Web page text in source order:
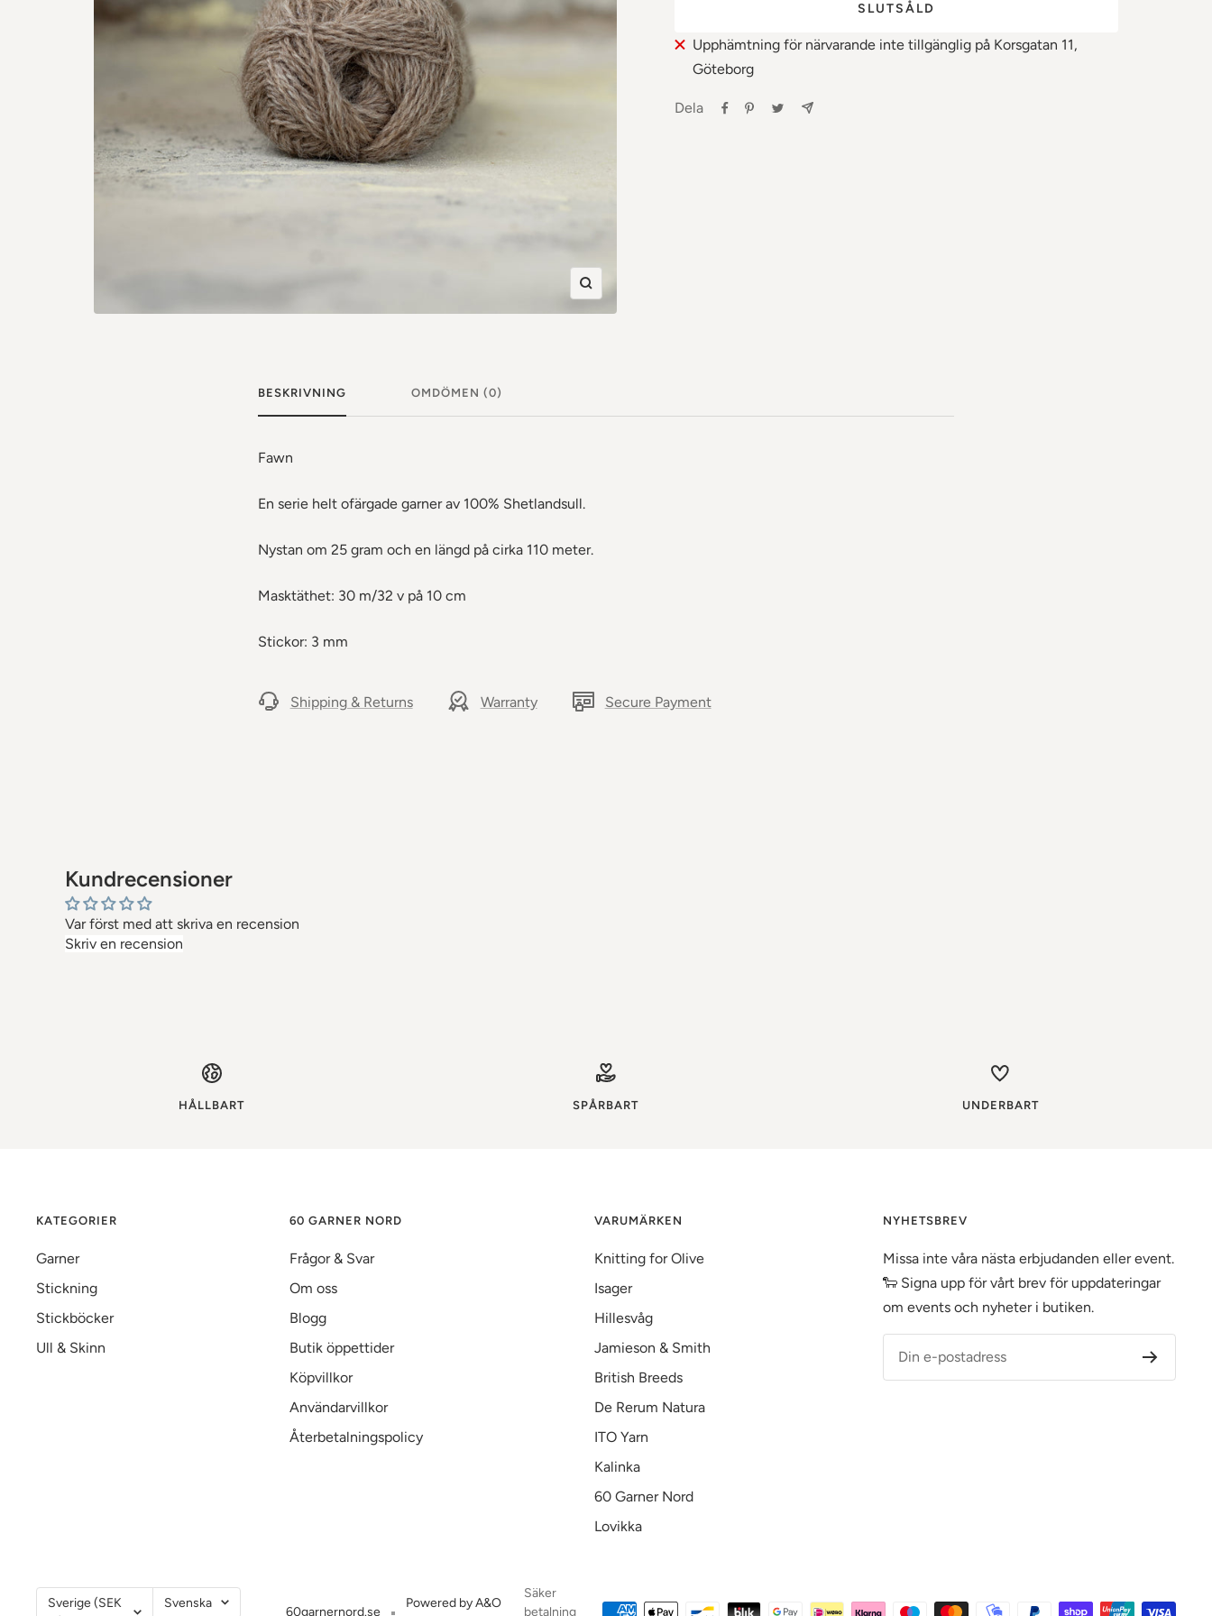
Zooma
in
SLUTSÅLD
Upphämtning för närvarande inte tillgänglig på Korsgatan 11,
Göteborg
Dela
BESKRIVNING OMDÖMEN (0)
Fawn
En serie helt ofärgade garner av 100% Shetlandsull.
Nystan om 25 gram och en längd på cirka 110 meter.
Masktäthet: 30 m/32 v på 10 cm
Stickor: 3 mm
Shipping & Returns Warranty Secure Payment
Kundrecensioner
Var först med att skriva en recension
Skriv en recension
HÅLLBART SPÅRBART UNDERBART
KATEGORIER
Garner
Stickning
Stickböcker
Ull & Skinn
60 GARNER NORD
Frågor & Svar
Om oss
Blogg
Butik öppettider
Köpvillkor
Användarvillkor
Återbetalningspolicy
VARUMÄRKEN
Knitting for Olive
Isager
Hillesvåg
Jamieson & Smith
British Breeds
De Rerum Natura
ITO Yarn
Kalinka
60 Garner Nord
Lovikka
NYHETSBREV
Missa inte våra nästa erbjudanden eller event.
🐑 Signa upp för vårt brev för uppdateringar
om events och nyheter i butiken.
Din e-postadress
Land/Region
Sverige (SEK
Språk
Svenska
60garnernord.se
Powered by A&O
Säker
betalning